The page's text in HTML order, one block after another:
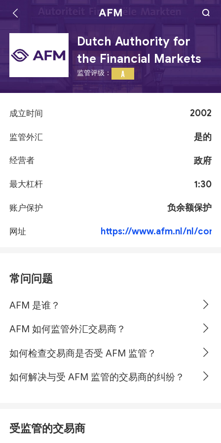
AFM
Dutch Authority for
the Financial Markets
监管评级： A
成立时间 2002
监管外汇 是的
经营者 政府
最大杠杆 1:30
账户保护 负余额保护
网址 https://www.afm.nl/nl/
常问问题
AFM 是谁？
AFM 如何监管外汇交易商？
如何检查交易商是否受 AFM 监管？
如何解决与受 AFM 监管的交易商的纠纷？
受监管的交易商